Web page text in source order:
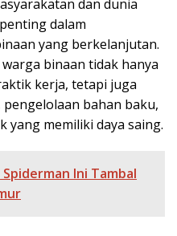
dan dunia
dalam
yang berkelanjutan.
binaan tidak hanya
kerja, tetapi juga
bahan baku,
yang memiliki daya saing.
Spiderman Ini Tambal